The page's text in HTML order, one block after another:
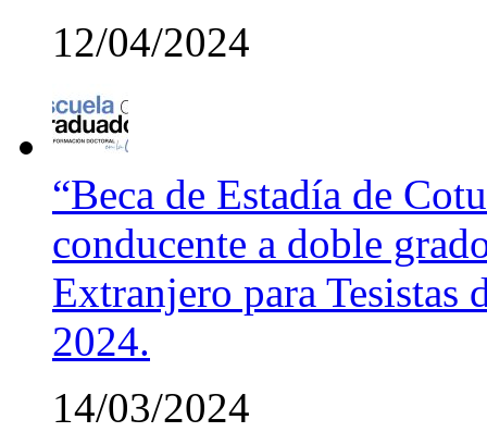
12/04/2024
“Beca de Estadía de
conducente a doble
Extranjero para Tesistas
2024.
14/03/2024